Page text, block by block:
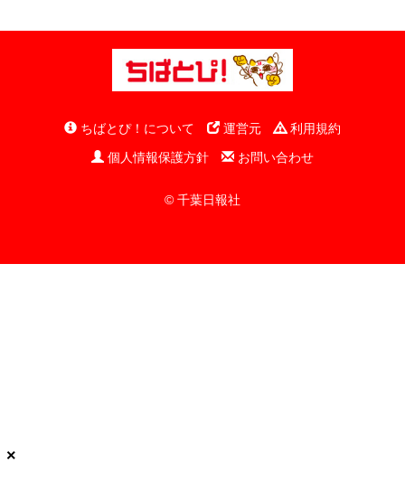
ちばとぴ！について 運営元
利用規約
個人情報保護方針
お問い合わせ
© 千葉日報社
×